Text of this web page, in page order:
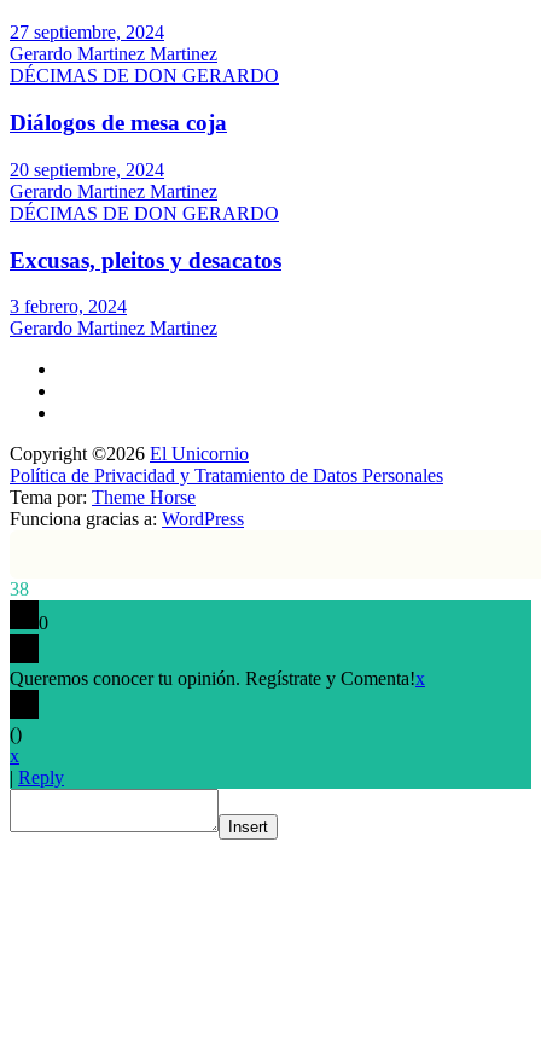
27 septiembre, 2024
Gerardo Martinez Martinez
DÉCIMAS DE DON GERARDO
Diálogos de mesa coja
20 septiembre, 2024
Gerardo Martinez Martinez
DÉCIMAS DE DON GERARDO
Excusas, pleitos y desacatos
3 febrero, 2024
Gerardo Martinez Martinez
Copyright ©2026 El Unicornio
Política de Privacidad y Tratamiento de Datos Personales
Tema por: Theme Horse
Funciona gracias a: WordPress
38
0
Queremos conocer tu opinión. Regístrate y Comenta!x
()
x
| Reply
Insert